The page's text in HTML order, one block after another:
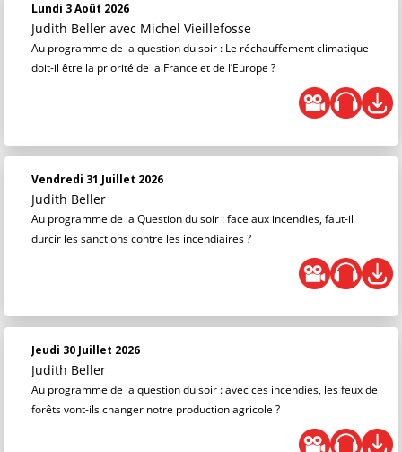
Lundi 3 Août 2026
Judith Beller avec Michel Vieillefosse
Au programme de la question du soir : Le réchauffement climatique
doit-il être la priorité de la France et de l’Europe ?
Vendredi 31 Juillet 2026
Judith Beller
Au programme de la Question du soir : face aux incendies, faut-il
durcir les sanctions contre les incendiaires ?
Jeudi 30 Juillet 2026
Judith Beller
Au programme de la question du soir : avec ces incendies, les feux de
forêts vont-ils changer notre production agricole ?